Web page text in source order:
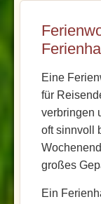
Eine
für
verbringen
oft sinnvoll
großes
Ein